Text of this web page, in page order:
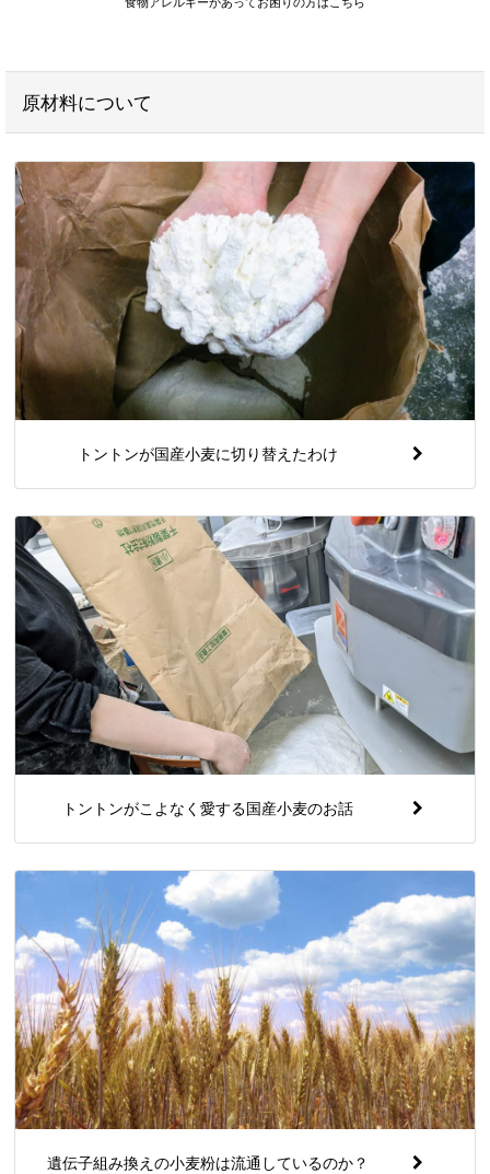
原材料について
トントンが国産小麦に切り替えたわけ
トントンがこよなく愛する国産小麦のお話
遺伝子組み換えの小麦粉は流通しているのか？